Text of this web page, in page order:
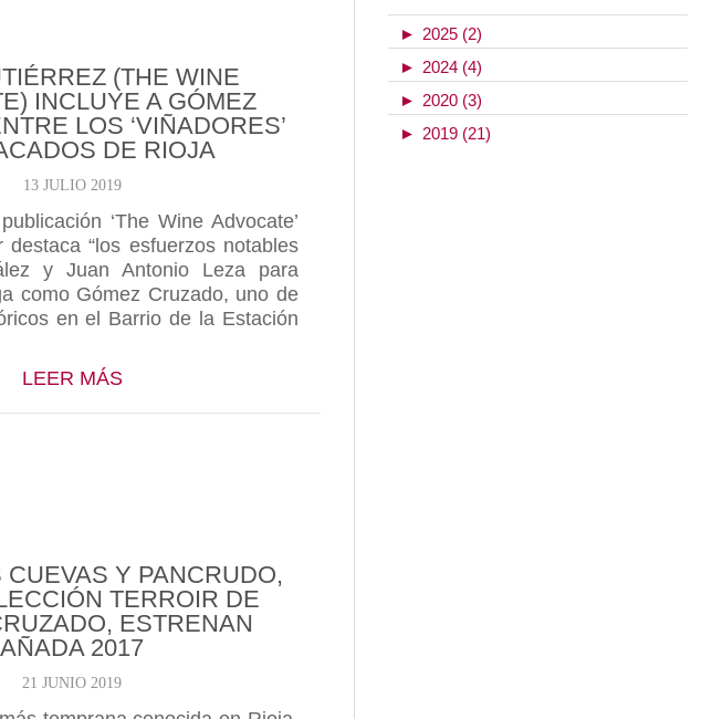
EDUCATION WEEK’ QUE EL WINE&SPIRIT EDUCATION TRUST
(THE WINE
INCLUYE A GÓMEZ
LOS ‘VIÑADORES’
DE RIOJA
13 JULIO 2019
‘The Wine Advocate’
“los esfuerzos notables
y Juan Antonio Leza para
como Gómez Cruzado, uno de
en el Barrio de la Estación
LEER MÁSABOUT LUIS GUTIÉRREZ (THE WINE ADVOCATE) INCLUYE A
CUEVAS Y PANCRUDO,
TERROIR DE
ESTRENAN
AÑADA 2017
21 JUNIO 2019
► 2025 (2)
► 2024 (4)
► 2020 (3)
► 2019 (21)